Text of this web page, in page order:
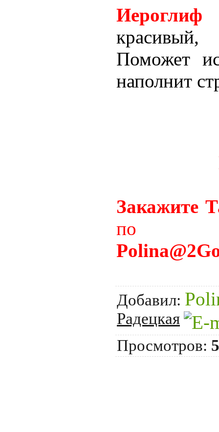
красивый,
Поможет
наполнит
Закажите
по
Polina@2
Добавил:
Радецкая
Просмотров: